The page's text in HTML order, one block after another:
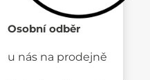
Osobní odběr
u nás na prodejně